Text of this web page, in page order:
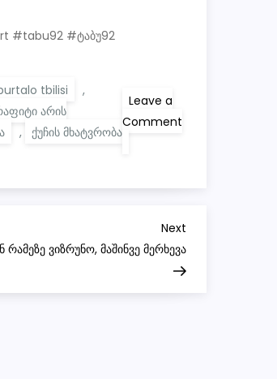
#tabu92 #ტაბუ92
tbilisi
,
არის
, ქუჩის მხატვრობა
Leave a
Comment
on
message
The
System!)
Post
Next
ვიზრუნო, მაშინვე მერხევა